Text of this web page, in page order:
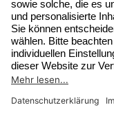
SERVICE HOTLINE
Widerruf erklären